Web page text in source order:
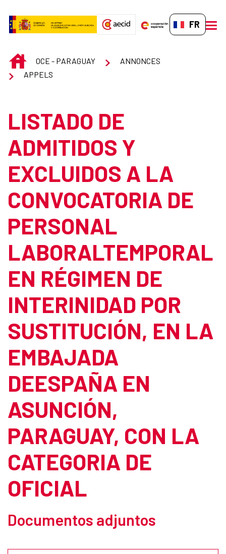
FR-FR
INICIOOCE - PARAGUAY
ANNONCES
APPELS
LISTADO DE
ADMITIDOS Y
EXCLUIDOS A LA
CONVOCATORIA DE
PERSONAL
LABORALTEMPORAL
EN RÉGIMEN DE
INTERINIDAD POR
SUSTITUCIÓN, EN LA
EMBAJADA
DEESPAÑA EN
ASUNCIÓN,
PARAGUAY, CON LA
CATEGORIA DE
OFICIAL
Documentos adjuntos